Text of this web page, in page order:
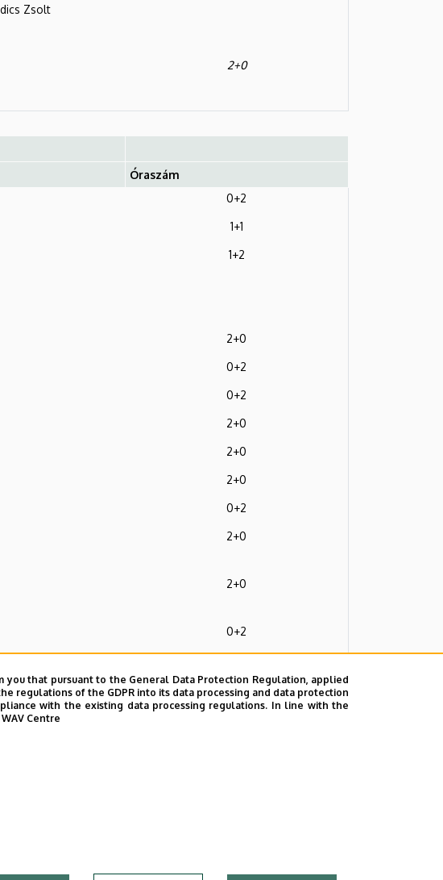
Zsolt
2+0
Óraszám
0+2
1+1
1+2
2+0
0+2
0+2
2+0
2+0
2+0
0+2
2+0
2+0
0+2
0+2
Ernő
that pursuant to the General Data Protection Regulation, applied
regulations of the GDPR into its data processing and data protection
with the existing data processing regulations. In line with the
Centre